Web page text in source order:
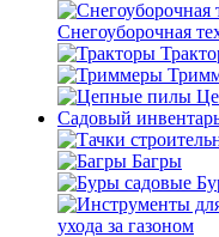
Снегоуборочная
Садовый
Багры
ухода за газоном